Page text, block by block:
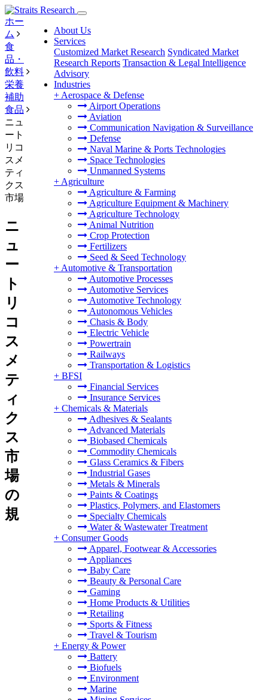
About Us
Services
Customized Market Research Syndicated Market
Research Reports Transaction & Legal Intelligence
Advisory
Industries
+ Aerospace & Defense
Airport Operations
Aviation
Communication Navigation & Surveillance
Defense
Naval Marine & Ports Technologies
Space Technologies
Unmanned Systems
+ Agriculture
Agriculture & Farming
Agriculture Equipment & Machinery
Agriculture Technology
Animal Nutrition
Crop Protection
Fertilizers
Seed & Seed Technology
+ Automotive & Transportation
Automotive Processes
Automotive Services
Automotive Technology
Autonomous Vehicles
Chasis & Body
Electric Vehicle
Powertrain
Railways
Transportation & Logistics
+ BFSI
Financial Services
Insurance Services
+ Chemicals & Materials
Adhesives & Sealants
Advanced Materials
Biobased Chemicals
Commodity Chemicals
Glass Ceramics & Fibers
Industrial Gases
Metals & Minerals
Paints & Coatings
Plastics, Polymers, and Elastomers
Specialty Chemicals
Water & Wastewater Treatment
+ Consumer Goods
Apparel, Footwear & Accessories
Appliances
Baby Care
Beauty & Personal Care
Gaming
Home Products & Utilities
Retailing
Sports & Fitness
Travel & Tourism
+ Energy & Power
Battery
Biofuels
Environment
Marine
ホー
ム
食
品・
飲料
栄養
補助
食品
ニュ
ート
リコ
スメ
ティ
クス
市場
ニ
ュ
ー
ト
リ
コ
ス
メ
テ
ィ
ク
ス
市
場
の
規